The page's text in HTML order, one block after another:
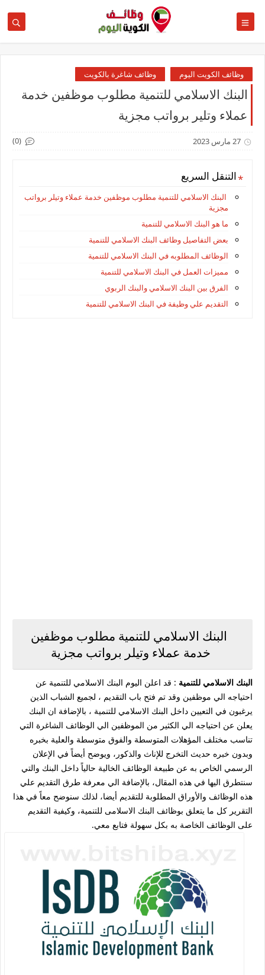
وظائف الكويت اليوم وظائف شاغرة بالكويت
البنك الاسلامي للتنمية مطلوب موظفين خدمة
عملاء وتلير برواتب مجزية
27 مارس 2023 (0)
التنقل السريع
البنك الاسلامي للتنمية مطلوب موظفين خدمة عملاء وتيلر برواتب
مجزية
ما هو البنك الاسلامي للتنمية
بعض التفاصيل وظائف البنك الاسلامي للتنمية
الوظائف المطلوبه في البنك الاسلامي للتنمية
مميزات العمل في البنك الاسلامي للتنمية
الفرق بين البنك الاسلامي والبنك الربوي
التقديم علي وظيفة في البنك الاسلامي للتنمية
البنك الاسلامي للتنمية مطلوب موظفين
خدمة عملاء وتيلر برواتب مجزية
البنك الاسلامي للتنمية : قد اعلن اليوم البنك الاسلامي للتنمية عن
احتياجه الي موظفين وقد تم فتح باب التقديم ، لجميع الشباب الذين
يرغبون في التعيين داخل البنك الاسلامي للتنمية ، بالإضافة ان البنك
يعلن عن احتياجه الي الكثير من الموظفين الي الوظائف الشاغرة التي
تناسب مختلف المؤهلات المتوسطة والفوق متوسطة والعلية بخبره
وبدون خبره حديث التخرج للإناث والذكور، ويوضح أيضاً في الإعلان
الرسمي الخاص به عن طبيعة الوظائف الخالية حالياً داخل البنك والتي
سنتطرق اليها في هذه المقال، بالإضافة الي معرفة طرق التقديم علي
هذه الوظائف والأوراق المطلوبة للتقديم أيضا، لذلك سنوضح معاً في هذا
التقرير كل ما يتعلق بوظائف البنك الاسلامى للتنمية، وكيفية التقديم
على الوظائف الخاصة به بكل سهولة فتابع معي.